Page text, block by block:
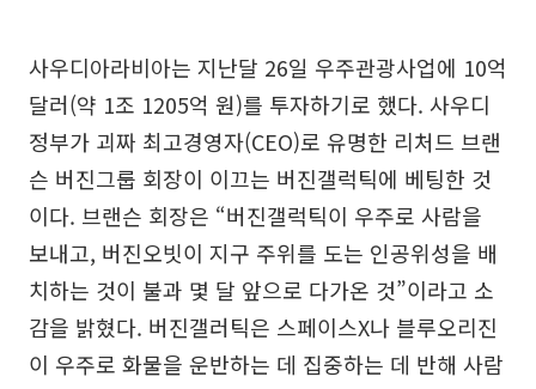
사우디아라비아는 지난달 26일 우주관광사업에 10억
달러(약 1조 1205억 원)를 투자하기로 했다. 사우디
정부가 괴짜 최고경영자(CEO)로 유명한 리처드 브랜
슨 버진그룹 회장이 이끄는 버진갤럭틱에 베팅한 것
이다. 브랜슨 회장은 “버진갤럭틱이 우주로 사람을
보내고, 버진오빗이 지구 주위를 도는 인공위성을 배
치하는 것이 불과 몇 달 앞으로 다가온 것”이라고 소
감을 밝혔다. 버진갤러틱은 스페이스X나 블루오리진
이 우주로 화물을 운반하는 데 집중하는 데 반해 사람